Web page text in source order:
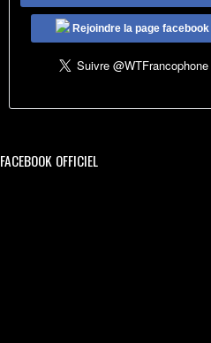
Rejoindre la page facebook
FACEBOOK OFFICIEL